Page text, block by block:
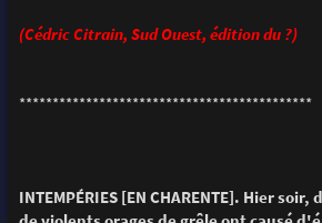
(Cédric Citrain, Sud Ouest, édition du ?)
********************************************
INTEMPÉRIES [EN CHARENTE]. Hier